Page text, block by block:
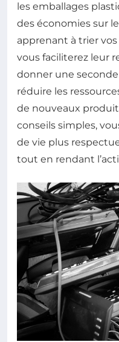
les emballages
des économies sur
apprenant à trier
vous faciliterez leur
donner une
réduire les
de nouveaux
conseils simples,
de vie plus
tout en rendant